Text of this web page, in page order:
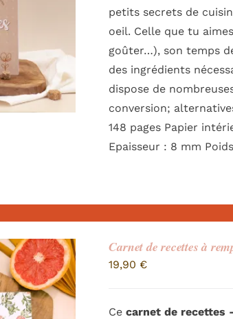
petits secrets de
oeil. Celle que tu
goûter…), son temps
des ingrédients
dispose de
conversion;
148 pages Papier
Epaisseur : 8 mm
Carnet de recettes à
19,90 €
Cecarnet de recettes